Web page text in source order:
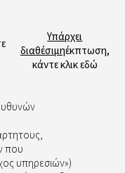
Υπάρχει
διαθέσιμηέκπτωση,
κάντε κλικ εδώ
που
υπηρεσιών»)